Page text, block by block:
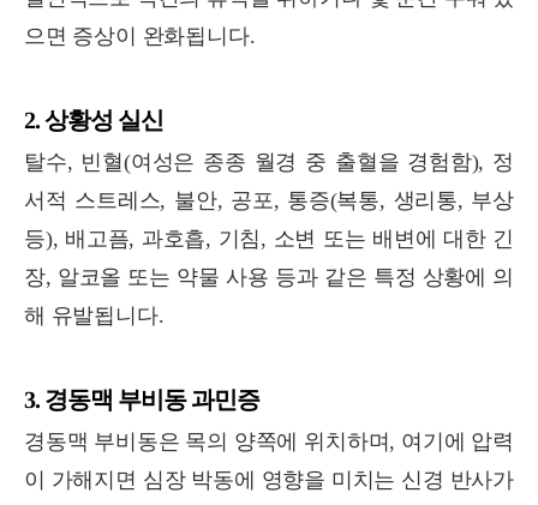
으면 증상이 완화됩니다.
2. 상황성 실신
탈수, 빈혈(여성은 종종 월경 중 출혈을 경험함), 정
서적 스트레스, 불안, 공포, 통증(복통, 생리통, 부상
등), 배고픔, 과호흡, 기침, 소변 또는 배변에 대한 긴
장, 알코올 또는 약물 사용 등과 같은 특정 상황에 의
해 유발됩니다.
3. 경동맥 부비동 과민증
경동맥 부비동은 목의 양쪽에 위치하며, 여기에 압력
이 가해지면 심장 박동에 영향을 미치는 신경 반사가